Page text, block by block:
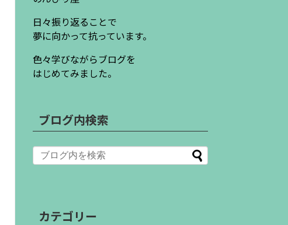
日々振り返ることで
夢に向かって抗っています。
色々学びながらブログを
はじめてみました。
ブログ内検索
カテゴリー